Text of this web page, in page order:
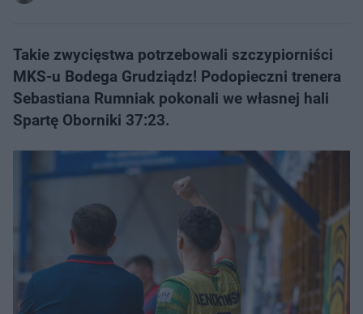
Takie zwycięstwa potrzebowali szczypiorniści
MKS-u Bodega Grudziądz! Podopieczni trenera
Sebastiana Rumniak pokonali we własnej hali
Spartę Oborniki 37:23.